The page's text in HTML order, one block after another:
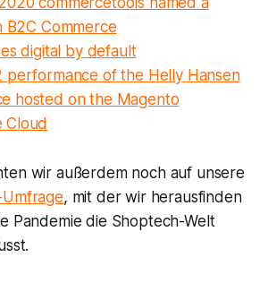
B2C Commerce
digital by default
performance of the Helly Hansen
hosted on the Magento
Cloud
wir außerdem noch auf unsere
Umfrage, mit der wir herausfinden
Pandemie die Shoptech-Welt